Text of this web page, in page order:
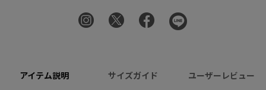
アイテム説明 サイズガイド ユーザーレビュー